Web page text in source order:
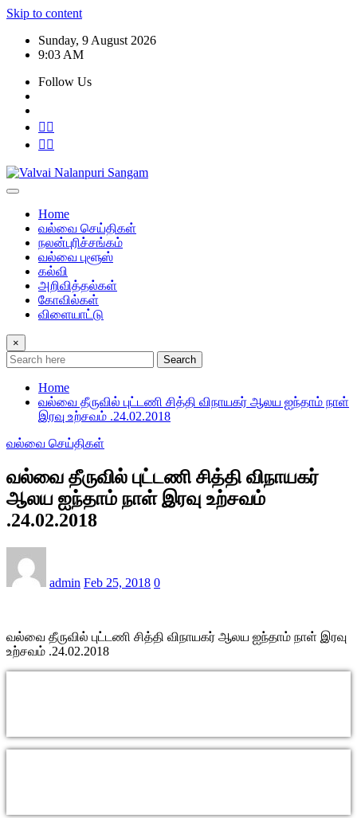
Skip to content
Sunday, 9 August 2026
9:03 AM
Follow Us
Home
வல்வை செய்திகள்
நலன்புரிச்சங்கம்
வல்வை புளூஸ்
கல்வி
அறிவித்தல்கள்
கோவில்கள்
விளையாட்டு
×
Search
Home
வல்வை தீருவில் புட்டணி சித்தி விநாயகர் ஆலய ஐந்தாம் நாள்
இரவு உற்சவம் .24.02.2018
வல்வை செய்திகள்
வல்வை தீருவில் புட்டணி சித்தி விநாயகர்
ஆலய ஐந்தாம் நாள் இரவு உற்சவம்
.24.02.2018
admin Feb 25, 2018 0
வல்வை தீருவில் புட்டணி சித்தி விநாயகர் ஆலய ஐந்தாம் நாள் இரவு
உற்சவம் .24.02.2018